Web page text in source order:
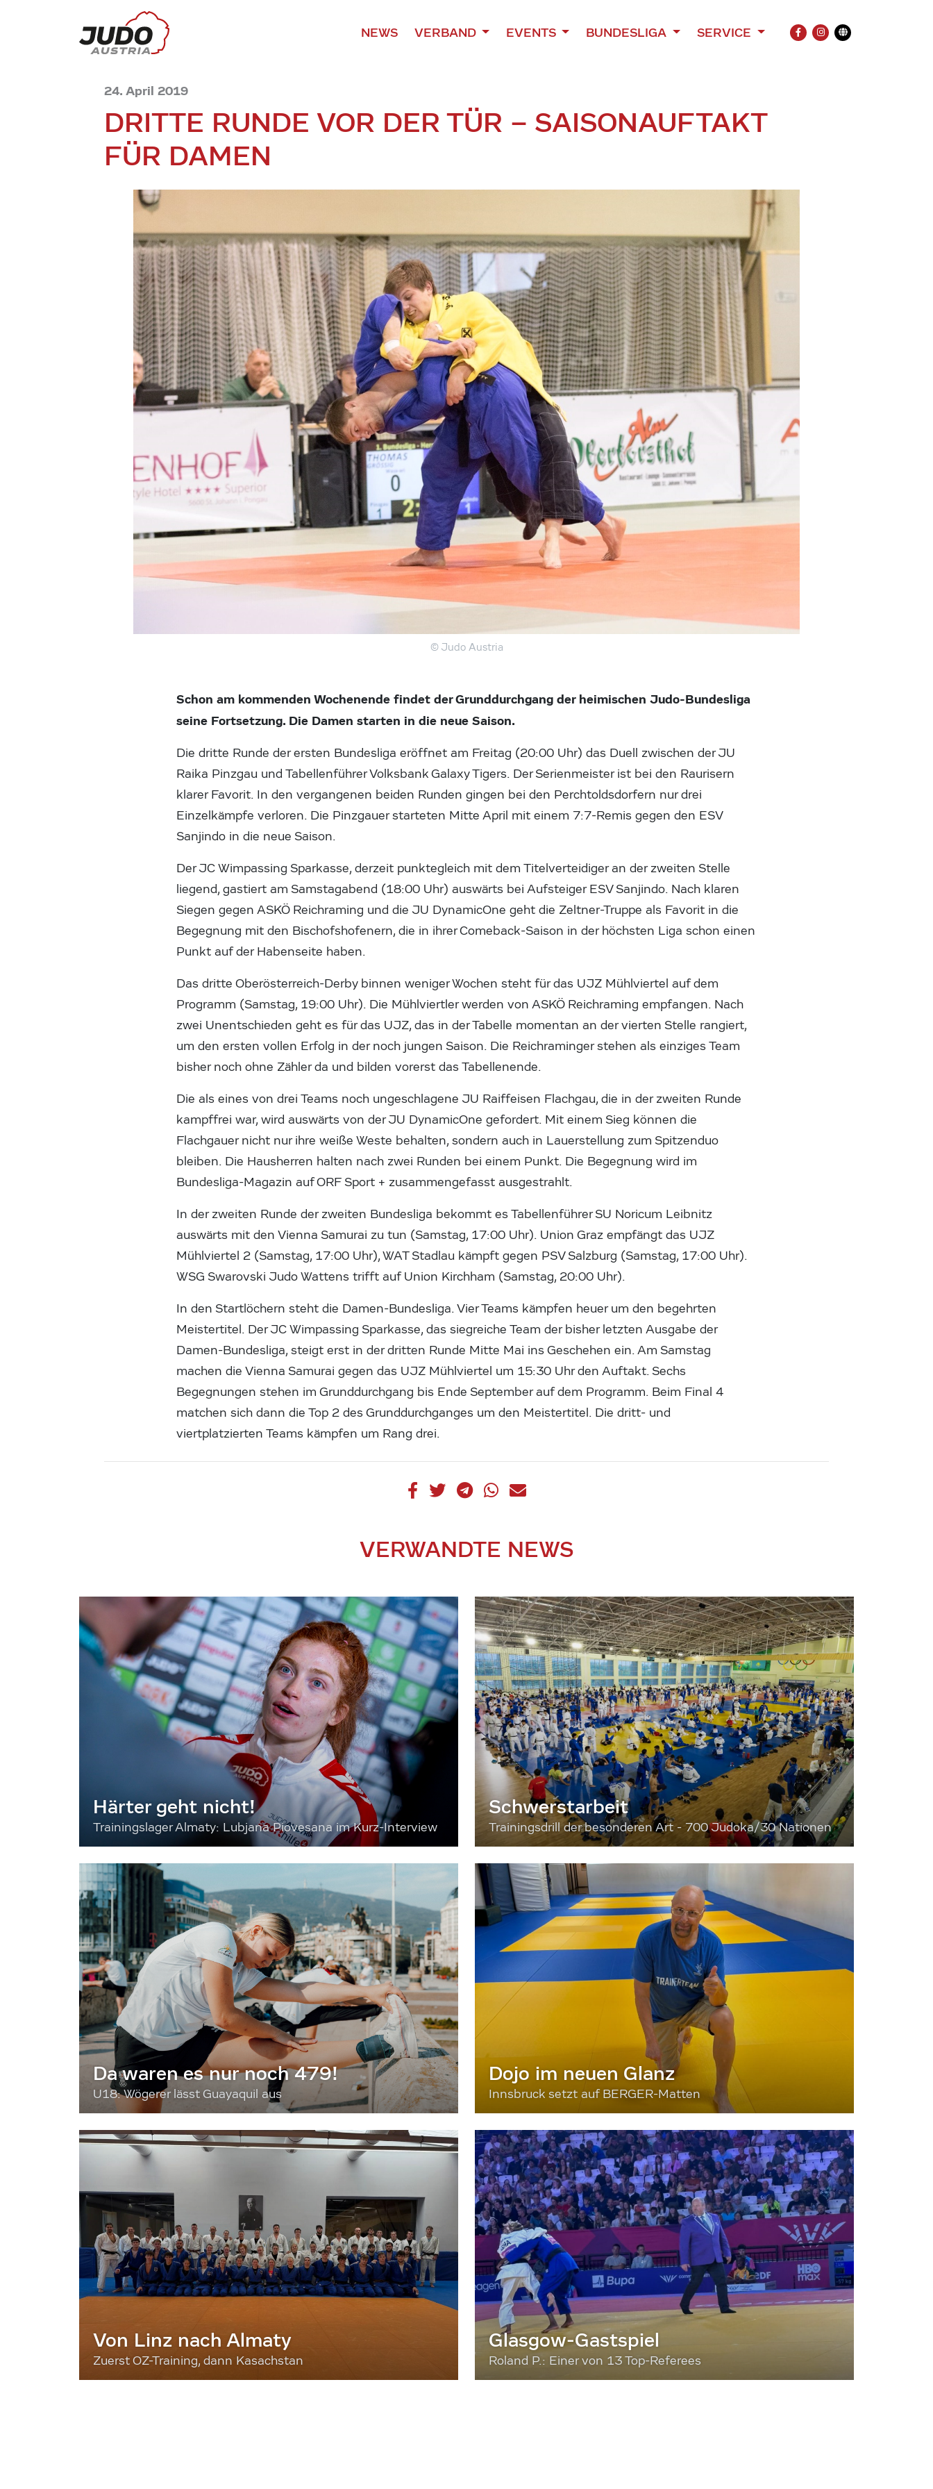
NEWS VERBAND EVENTS BUNDESLIGA SERVICE
FACEBOOK
INSTAGRAM
Übersetzung
24. April 2019
DRITTE RUNDE VOR DER TÜR – SAISONAUFTAKT
FÜR DAMEN
© Judo Austria
Schon am kommenden Wochenende findet der Grunddurchgang der heimischen Judo-Bundesliga
seine Fortsetzung. Die Damen starten in die neue Saison.
Die dritte Runde der ersten Bundesliga eröffnet am Freitag (20:00 Uhr) das Duell zwischen der JU
Raika Pinzgau und Tabellenführer Volksbank Galaxy Tigers. Der Serienmeister ist bei den Raurisern
klarer Favorit. In den vergangenen beiden Runden gingen bei den Perchtoldsdorfern nur drei
Einzelkämpfe verloren. Die Pinzgauer starteten Mitte April mit einem 7:7-Remis gegen den ESV
Sanjindo in die neue Saison.
Der JC Wimpassing Sparkasse, derzeit punktegleich mit dem Titelverteidiger an der zweiten Stelle
liegend, gastiert am Samstagabend (18:00 Uhr) auswärts bei Aufsteiger ESV Sanjindo. Nach klaren
Siegen gegen ASKÖ Reichraming und die JU DynamicOne geht die Zeltner-Truppe als Favorit in die
Begegnung mit den Bischofshofenern, die in ihrer Comeback-Saison in der höchsten Liga schon einen
Punkt auf der Habenseite haben.
Das dritte Oberösterreich-Derby binnen weniger Wochen steht für das UJZ Mühlviertel auf dem
Programm (Samstag, 19:00 Uhr). Die Mühlviertler werden von ASKÖ Reichraming empfangen. Nach
zwei Unentschieden geht es für das UJZ, das in der Tabelle momentan an der vierten Stelle rangiert,
um den ersten vollen Erfolg in der noch jungen Saison. Die Reichraminger stehen als einziges Team
bisher noch ohne Zähler da und bilden vorerst das Tabellenende.
Die als eines von drei Teams noch ungeschlagene JU Raiffeisen Flachgau, die in der zweiten Runde
kampffrei war, wird auswärts von der JU DynamicOne gefordert. Mit einem Sieg können die
Flachgauer nicht nur ihre weiße Weste behalten, sondern auch in Lauerstellung zum Spitzenduo
bleiben. Die Hausherren halten nach zwei Runden bei einem Punkt. Die Begegnung wird im
Bundesliga-Magazin auf ORF Sport + zusammengefasst ausgestrahlt.
In der zweiten Runde der zweiten Bundesliga bekommt es Tabellenführer SU Noricum Leibnitz
auswärts mit den Vienna Samurai zu tun (Samstag, 17:00 Uhr). Union Graz empfängt das UJZ
Mühlviertel 2 (Samstag, 17:00 Uhr), WAT Stadlau kämpft gegen PSV Salzburg (Samstag, 17:00 Uhr).
WSG Swarovski Judo Wattens trifft auf Union Kirchham (Samstag, 20:00 Uhr).
In den Startlöchern steht die Damen-Bundesliga. Vier Teams kämpfen heuer um den begehrten
Meistertitel. Der JC Wimpassing Sparkasse, das siegreiche Team der bisher letzten Ausgabe der
Damen-Bundesliga, steigt erst in der dritten Runde Mitte Mai ins Geschehen ein. Am Samstag
machen die Vienna Samurai gegen das UJZ Mühlviertel um 15:30 Uhr den Auftakt. Sechs
Begegnungen stehen im Grunddurchgang bis Ende September auf dem Programm. Beim Final 4
matchen sich dann die Top 2 des Grunddurchganges um den Meistertitel. Die dritt- und
viertplatzierten Teams kämpfen um Rang drei.
VERWANDTE NEWS
Härter geht nicht!
Trainingslager Almaty: Lubjana Piovesana im Kurz-Interview
Schwerstarbeit
Trainingsdrill der besonderen Art - 700 Judoka/30 Nationen
Da waren es nur noch 479!
U18: Wögerer lässt Guayaquil aus
Dojo im neuen Glanz
Innsbruck setzt auf BERGER-Matten
Von Linz nach Almaty
Zuerst OZ-Training, dann Kasachstan
Glasgow-Gastspiel
Roland P.: Einer von 13 Top-Referees